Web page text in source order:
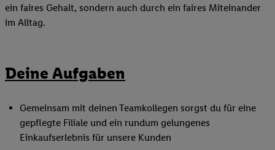
ein faires Gehalt, sondern auch durch ein faires Miteinander
im Alltag.
Deine Aufgaben
Gemeinsam mit deinen Teamkollegen sorgst du für eine
gepflegte Filiale und ein rundum gelungenes
Einkaufserlebnis für unsere Kunden